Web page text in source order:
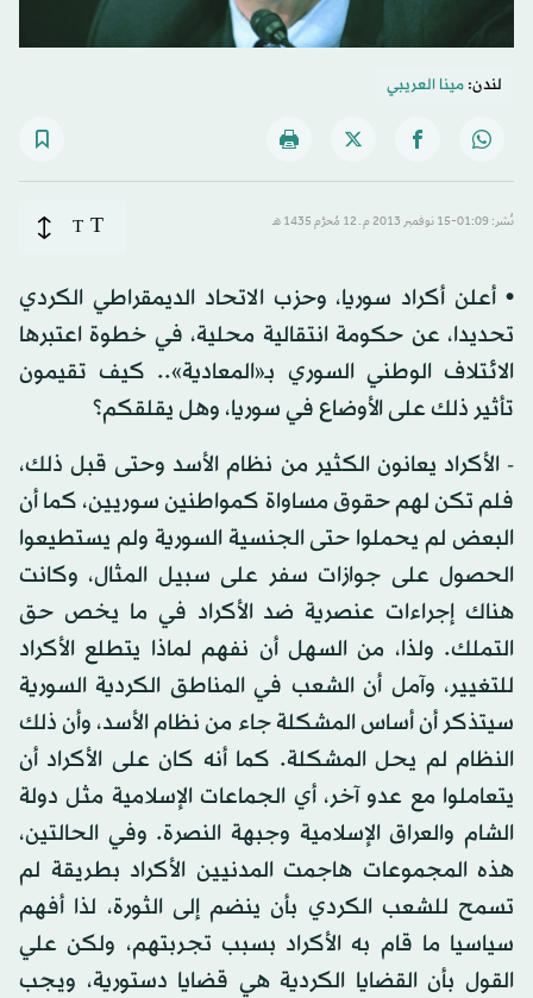
لندن:مينا العريبي
نُشر: 01:09-15 نوفمبر 2013 م ـ 12 مُحرَّم 1435 هـ T
T
• أعلن أكراد سوريا، وحزب الاتحاد الديمقراطي الكردي
تحديدا، عن حكومة انتقالية محلية، في خطوة اعتبرها
الائتلاف الوطني السوري بـ«المعادية».. كيف تقيمون
تأثير ذلك على الأوضاع في سوريا، وهل يقلقكم؟
- الأكراد يعانون الكثير من نظام الأسد وحتى قبل ذلك،
فلم تكن لهم حقوق مساواة كمواطنين سوريين، كما أن
البعض لم يحملوا حتى الجنسية السورية ولم يستطيعوا
الحصول على جوازات سفر على سبيل المثال، وكانت
هناك إجراءات عنصرية ضد الأكراد في ما يخص حق
التملك. ولذا، من السهل أن نفهم لماذا يتطلع الأكراد
للتغيير، وآمل أن الشعب في المناطق الكردية السورية
سيتذكر أن أساس المشكلة جاء من نظام الأسد، وأن ذلك
النظام لم يحل المشكلة. كما أنه كان على الأكراد أن
يتعاملوا مع عدو آخر، أي الجماعات الإسلامية مثل دولة
الشام والعراق الإسلامية وجبهة النصرة. وفي الحالتين،
هذه المجموعات هاجمت المدنيين الأكراد بطريقة لم
تسمح للشعب الكردي بأن ينضم إلى الثورة، لذا أفهم
سياسيا ما قام به الأكراد بسبب تجربتهم، ولكن علي
القول بأن القضايا الكردية هي قضايا دستورية، ويجب